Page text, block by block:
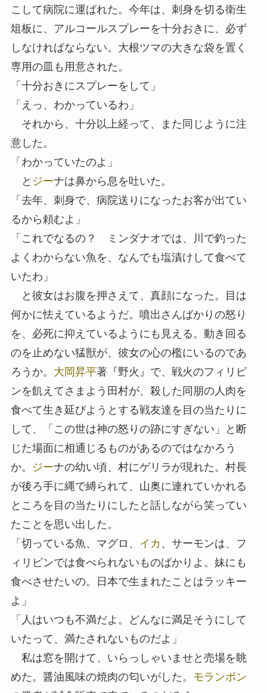
こして病院に運ばれた。今年は、刺身を切る衛生
俎板に、アルコールスプレーを十分おきに、必ず
しなければならない。大根ツマの大きな袋を置く
専用の皿も用意された。
「十分おきにスプレーをして」
「えっ、わかっているわ」
それから、十分以上経って、また同じように注
意した。
「わかっていたのよ」
と ジーナは鼻から息を吐いた。
「去年、刺身で、病院送りになったお客が出てい
るから頼むよ」
「これでなるの？ ミンダナオでは、川で釣った
よくわからない魚を、なんでも塩漬けして食べて
いたわ」
と彼女はお腹を押さえて、真顔になった。目は
何かに怯えているようだ。噴出さんばかりの怒り
を、必死に抑えているようにも見える。動き回る
のを止めない猛獣が、彼女の心の檻にいるのであ
ろうか。 大岡昇平著『野火』で、戦火のフィリピ
ンを飢えてさまよう田村が、殺した同朋の人肉を
食べて生き延びようとする戦友達を目の当たりに
して、「この世は神の怒りの跡にすぎない」と断
じた場面に相通じるものがあるのではなかろう
か。
ジーナの幼い頃、村にゲリラが現れた。村長
が後ろ手に縄で縛られて、山奥に連れていかれる
ところを目の当たりにしたと話しながら笑ってい
たことを思い出した。
「切っている魚、マグロ、
イカ 、サーモンは、フ
ィリピンでは食べられないものばかりよ。妹にも
食べさせたいの。日本で生まれたことはラッキー
よ」
「人はいつも不満だよ。どんなに満足そうにして
いたって、満たされないものだよ」
私は窓を開けて、いらっしゃいませと売場を眺
めた。醤油風味の焼肉の匂いがした。 モランボン